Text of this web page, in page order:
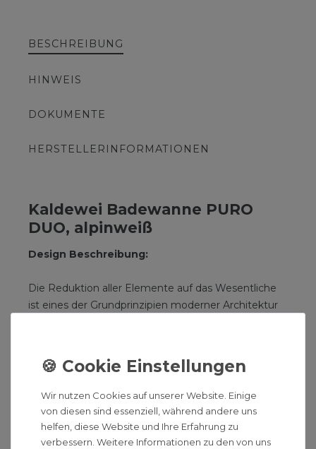
BESCHREIBUNG
HINWEIS
DOKUMENTE
HERSTELLERINFORMATIONEN
Kaldewei Badewanne PURO
DUO, alpinweiß
Design Beschreibung:
Die Reduktion aller Elemente auf das Wesentliche
ist eines der Grundprinzipien moderner Architektur
Als einsitzige Badewanne erfüllt sie den Wunsch
nach hochwertigem, aber dennoch bezahlbarem
Design. Die PURO hat eine besonders großzügige
Bodenlänge für außergewöhnlich hohen
Badekomfort.
Wir nutzen Cookies auf unserer Website. Einige
von diesen sind essenziell, während andere uns
helfen, diese Website und Ihre Erfahrung zu
verbessern. Weitere Informationen zu den von uns